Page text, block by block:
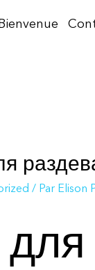
Bienvenue
/ Par Elison